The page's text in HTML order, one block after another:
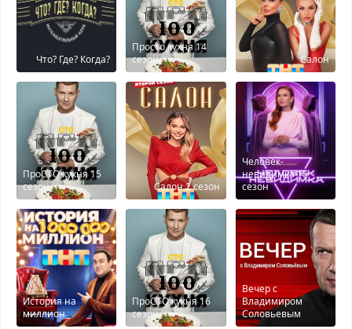
Что? Где? Когда?
Просто кухня 14
сезон
Салон
ПроСТО кухня 15
сезон
Салон 2 сезон
Человек-
невидимка 15
сезон
История на
миллион
ПроСТО кухня 16
сезон
Вечер с
Владимиром
Соловьевым